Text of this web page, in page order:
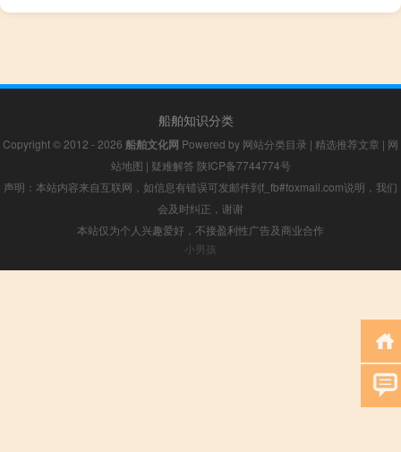
船舶知识分类
Copyright © 2012 - 2026 船舶文化网 Powered by 网站分类目录 | 精选推荐文章 | 网
站地图 | 疑难解答 陕ICP备7744774号
声明：本站内容来自互联网，如信息有错误可发邮件到f_fb#foxmail.com说明，我们
会及时纠正，谢谢
本站仅为个人兴趣爱好，不接盈利性广告及商业合作
小男孩